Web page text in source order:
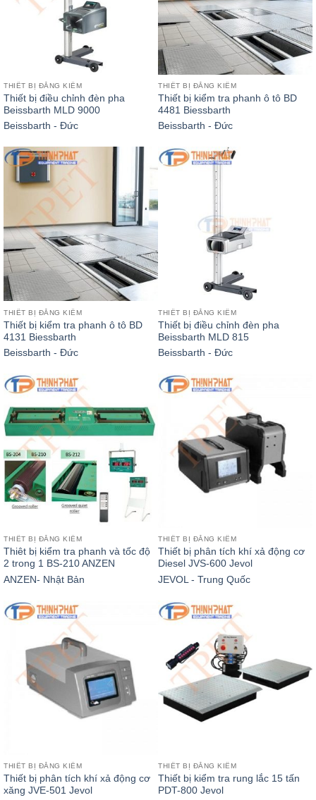
THIẾT BỊ ĐĂNG KIỂM
Thiết bị điều chỉnh đèn pha
Beissbarth MLD 9000
Beissbarth - Đức
THIẾT BỊ ĐĂNG KIỂM
Thiết bị kiểm tra phanh ô tô BD
4481 Biessbarth
Beissbarth - Đức
THIẾT BỊ ĐĂNG KIỂM
Thiết bị kiểm tra phanh ô tô BD
4131 Biessbarth
Beissbarth - Đức
THIẾT BỊ ĐĂNG KIỂM
Thiết bị điều chỉnh đèn pha
Beissbarth MLD 815
Beissbarth - Đức
THIẾT BỊ ĐĂNG KIỂM
Thiêt bị kiểm tra phanh và tốc độ
2 trong 1 BS-210 ANZEN
ANZEN- Nhật Bản
THIẾT BỊ ĐĂNG KIỂM
Thiết bị phân tích khí xả động cơ
Diesel JVS-600 Jevol
JEVOL - Trung Quốc
THIẾT BỊ ĐĂNG KIỂM
Thiết bị phân tích khí xả động cơ
xăng JVE-501 Jevol
THIẾT BỊ ĐĂNG KIỂM
Thiết bị kiểm tra rung lắc 15 tấn
PDT-800 Jevol